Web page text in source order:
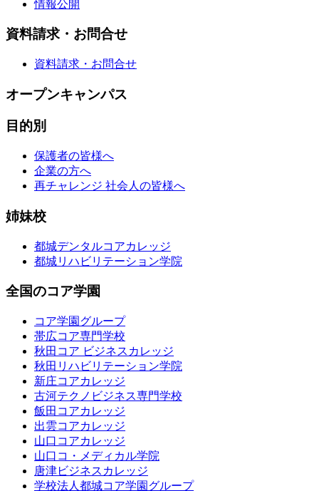
情報公開
資料請求・お問合せ
資料請求・お問合せ
オープンキャンパス
目的別
保護者の皆様へ
企業の方へ
再チャレンジ 社会人の皆様へ
姉妹校
都城デンタルコアカレッジ
都城リハビリテーション学院
全国のコア学園
コア学園グループ
帯広コア専門学校
秋田コア ビジネスカレッジ
秋田リハビリテーション学院
新庄コアカレッジ
古河テクノビジネス専門学校
飯田コアカレッジ
出雲コアカレッジ
山口コアカレッジ
山口コ・メディカル学院
唐津ビジネスカレッジ
学校法人都城コア学園グループ